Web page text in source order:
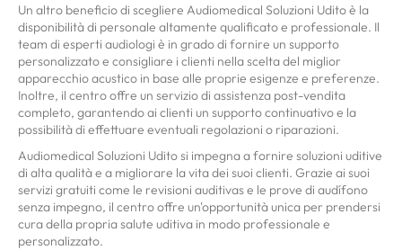
Un altro beneficio di scegliere Audiomedical Soluzioni Udito è la
disponibilità di personale altamente qualificato e professionale. Il
team di esperti audiologi è in grado di fornire un supporto
personalizzato e consigliare i clienti nella scelta del miglior
apparecchio acustico in base alle proprie esigenze e preferenze.
Inoltre, il centro offre un servizio di assistenza post-vendita
completo, garantendo ai clienti un supporto continuativo e la
possibilità di effettuare eventuali regolazioni o riparazioni.
Audiomedical Soluzioni Udito si impegna a fornire soluzioni uditive
di alta qualità e a migliorare la vita dei suoi clienti. Grazie ai suoi
servizi gratuiti come le revisioni auditivas e le prove di audífono
senza impegno, il centro offre un'opportunità unica per prendersi
cura della propria salute uditiva in modo professionale e
personalizzato.